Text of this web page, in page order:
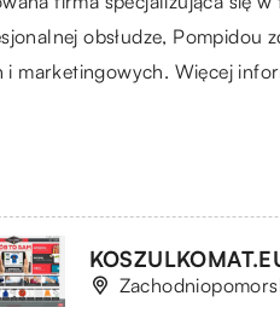
obsłudze, Pompidou
Więcej